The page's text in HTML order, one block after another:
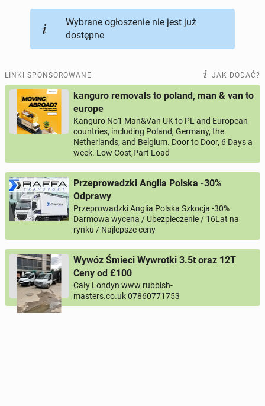
Wybrane ogłoszenie nie jest już
dostępne
LINKI SPONSOROWANE JAK DODAĆ?
kanguro removals to poland, man & van to
europe
Kanguro No1 Man&Van UK to PL and European
countries, including Poland, Germany, the
Netherlands, and Belgium. Door to Door, 6 Days a
week. Low Cost,Part Load
Przeprowadzki Anglia Polska -30%
Odprawy
Przeprowadzki Anglia Polska Szkocja -30%
Darmowa wycena / Ubezpieczenie / 16Lat na
rynku / Najlepsze ceny
Wywóz Śmieci Wywrotki 3.5t oraz 12T
Ceny od £100
Cały Londyn www.rubbish-
masters.co.uk 07860771753